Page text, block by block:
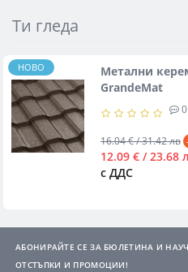
Ти гледа
НОВО
Метални
GrandeMat
0
16.04 € / 31.42 лв
12.09 € / 23.68
с ДДС
АБОНИРАЙТЕ СЕ ЗА БЮЛЕТИНА И
ОТСТЪПКИ И ПРОМОЦИИ!